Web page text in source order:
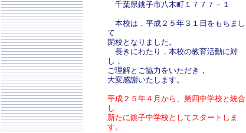
千葉県銚子市八木町１７７７－１
本校は，平成２５年３１日をもちまし
て
閉校となりました。
長きにわたり，本校の教育活動に対
し，
ご理解とご協力をいただき，
大変感謝いたします。
平成２５年４月から、第四中学校と統合
し
新たに銚子中学校としてスタートしま
す。